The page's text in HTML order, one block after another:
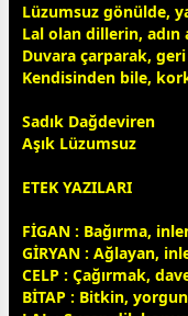
Lüzumsuz gönülde,
Lal olan dillerin, adın
Duvara çarparak,
Kendisinden bile,
Sadık Dağdeviren
Aşık Lüzumsuz
ETEK YAZILARI
FİGAN : Bağırma,
GİRYAN : Ağlayan,
CELP : Çağırmak,
BİTAP : Bitkin,